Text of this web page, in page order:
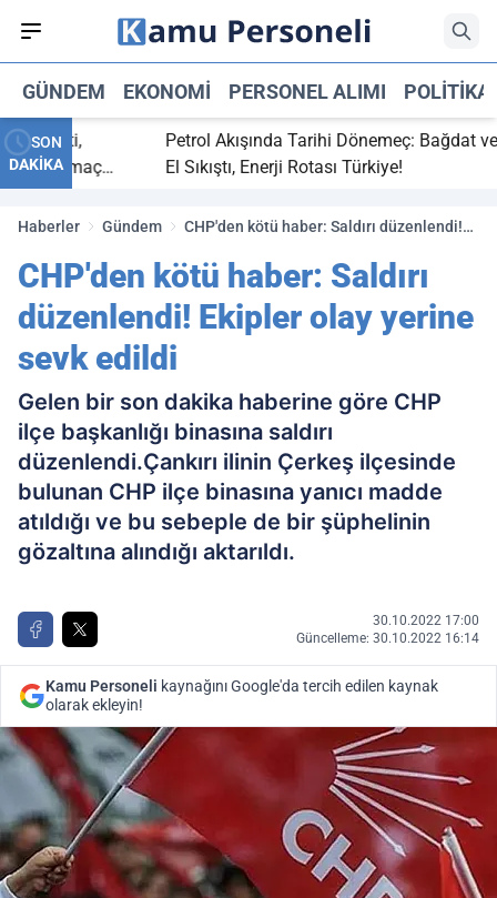
GÜNDEM EKONOMI PERSONEL ALIMI POLITIKA
SON
DAKİKA
bitti,
maç
Petrol Akışında Tarihi Dönemeç: Bağdat ve
El Sıkıştı, Enerji Rotası Türkiye!
Haberler Gündem
CHP'den kötü haber: Saldırı düzenlendi!
CHP'den kötü haber: Saldırı
düzenlendi! Ekipler olay yerine
sevk edildi
Gelen bir son dakika haberine göre CHP
ilçe başkanlığı binasına saldırı
düzenlendi.Çankırı ilinin Çerkeş ilçesinde
bulunan CHP ilçe binasına yanıcı madde
atıldığı ve bu sebeple de bir şüphelinin
gözaltına alındığı aktarıldı.
30.10.2022 17:00
Güncelleme: 30.10.2022 16:14
Kamu Personeli kaynağını Google'da tercih edilen kaynak
olarak ekleyin!